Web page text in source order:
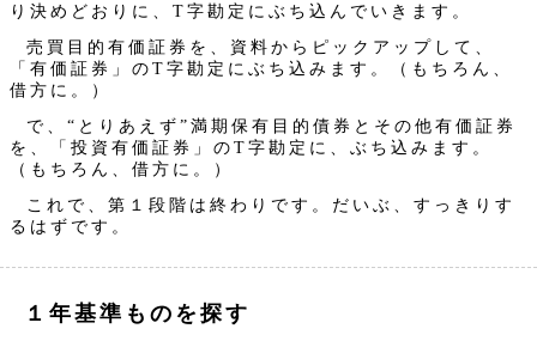
り決めどおりに、T字勘定にぶち込んでいきます。
売買目的有価証券を、資料からピックアップして、
「有価証券」のT字勘定にぶち込みます。（もちろん、
借方に。）
で、“とりあえず”満期保有目的債券とその他有価証券
を、「投資有価証券」のT字勘定に、ぶち込みます。
（もちろん、借方に。）
これで、第１段階は終わりです。だいぶ、すっきりす
るはずです。
１年基準ものを探す